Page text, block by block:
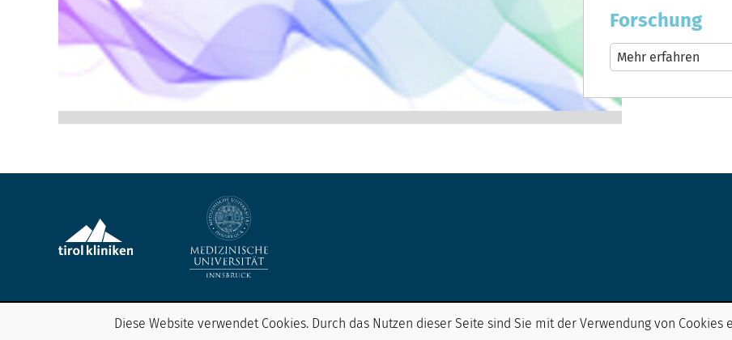
Forschung
Mehr erfahren
Diese Website verwendet Cookies. Durch das Nutzen dieser Seite sind Sie mit der Verwendung von Cookies